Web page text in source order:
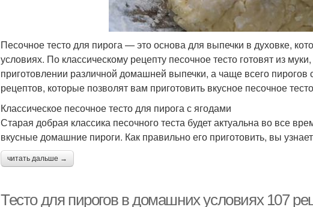
Песочное тесто для пирога — это основа для выпечки в духовке,
условиях. По классическому рецепту песочное тесто готовят из
приготовлении различной домашней выпечки, а чаще всего
рецептов, которые позволят вам приготовить вкусное песочное
Классическое песочное тесто для пирога с ягодами
Старая добрая классика песочного теста будет актуальна во все
вкусные домашние пироги. Как правильно его приготовить, вы
читать дальше →
Тесто для пирогов в домашних условиях 107